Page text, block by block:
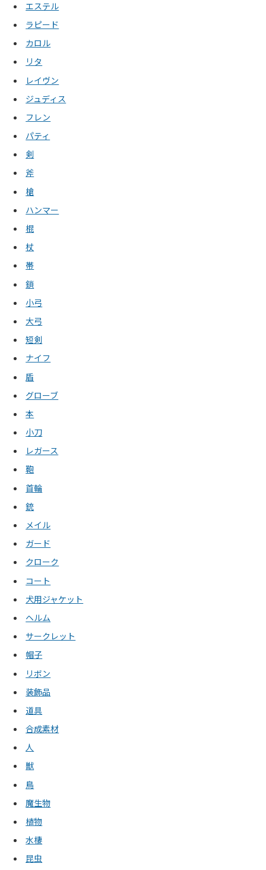
エステル
ラピード
カロル
リタ
レイヴン
ジュディス
フレン
パティ
剣
斧
槍
ハンマー
棍
杖
帯
鎖
小弓
大弓
短剣
ナイフ
盾
グローブ
本
小刀
レガース
鞄
首輪
銃
メイル
ガード
クローク
コート
犬用ジャケット
ヘルム
サークレット
帽子
リボン
装飾品
道具
合成素材
人
獣
鳥
魔生物
植物
水棲
昆虫